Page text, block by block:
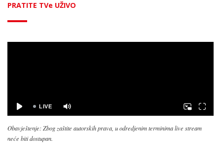
PRATITE TVe UŽIVO
Obavještenje: Zbog zaštite autorskih prava, u odredjenim terminima live stream
neće biti dostupan.